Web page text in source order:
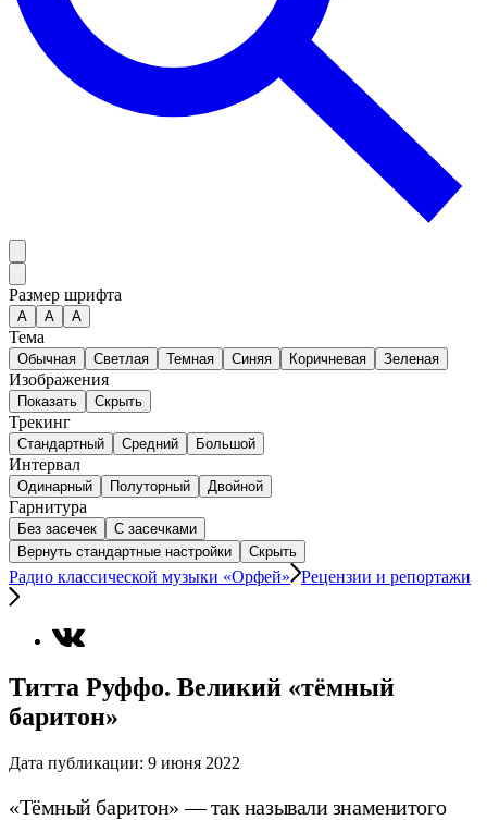
Размер шрифта
А A A
Тема
Обычная Светлая Темная Синяя Коричневая Зеленая
Изображения
Показать Скрыть
Трекинг
Стандартный Средний Большой
Интервал
Одинарный Полуторный Двойной
Гарнитура
Без засечек
С засечками
Вернуть стандартные настройки
Скрыть
Радио классической музыки «Орфей» Рецензии и репортажи
Титта Руффо. Великий «тёмный
баритон»
Дата публикации: 9 июня 2022
«Тёмный баритон» — так называли знаменитого